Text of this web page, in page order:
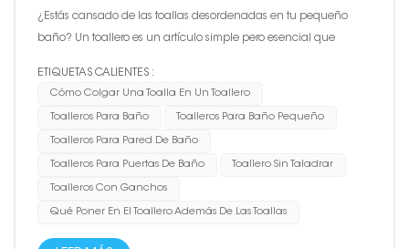
¿Estás cansado de las toallas desordenadas en tu pequeño
baño? Un toallero es un artículo simple pero esencial que
ETIQUETAS CALIENTES :
Cómo Colgar Una Toalla En Un Toallero
Toalleros Para Baño Toalleros Para Baño Pequeño
Toalleros Para Pared De Baño
Toalleros Para Puertas De Baño Toallero Sin Taladrar
Toalleros Con Ganchos
Qué Poner En El Toallero Además De Las Toallas